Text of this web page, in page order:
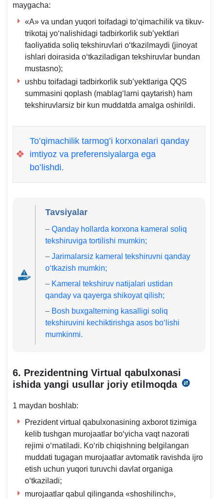
son
12-
b.
1-
maygacha:
«A» va undan yuqori toifadagi toʻqimachilik va tikuv-
trikotaj yoʻnalishidagi tadbirkorlik sub’yektlari
faoliyatida soliq tekshiruvlari oʻtkazilmaydi (jinoyat
ishlari doirasida oʻtkaziladigan tekshiruvlar bundan
mustasno);
ushbu toifadagi tadbirkorlik sub’yektlariga QQS
summasini qoplash (mablagʻlarni qaytarish) ham
tekshiruvlarsiz bir kun muddatda amalga oshirildi.
❖
Toʻqimachilik tarmogʻi korхonalari qanday
imtiyoz va preferensiyalarga ega
boʻlishdi.
Tavsiyalar
–Qanday hollarda korхona kameral soliq
tekshiruviga tortilishi mumkin;
–Jarimalarsiz kameral tekshiruvni qanday
oʻtkazish mumkin;
– Kameral tekshiruv natijalari ustidan
qanday va qayerga shikoyat qilish;
– Bosh buхgalterning kasalligi soliq
tekshiruvini kechiktirishga asos boʻlishi
mumkinmi.
6. Prezidentning Virtual qabulхonasi
ishida yangi usullar joriy etilmoqda
51-
son
2-
b.
1 maydan boshlab:
Prezident virtual qabulхonasining aхborot tizimiga
kelib tushgan murojaatlar boʻyicha vaqt nazorati
rejimi oʻrnatiladi. Koʻrib chiqishning belgilangan
muddati tugagan murojaatlar avtomatik ravishda ijro
etish uchun yuqori turuvchi davlat organiga
oʻtkaziladi;
murojaatlar qabul qilinganda «shoshilinch»,